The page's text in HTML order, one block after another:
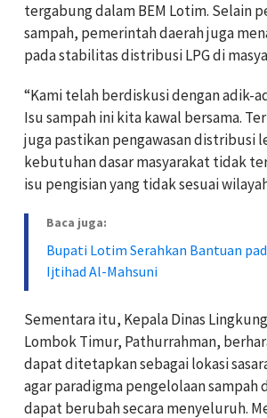
tergabung dalam BEM Lotim. Selain
sampah, pemerintah daerah juga
pada stabilitas distribusi LPG di
“Kami telah berdiskusi dengan adik-
Isu sampah ini kita kawal bersama.
juga pastikan pengawasan distribusi
kebutuhan dasar masyarakat tidak
isu pengisian yang tidak sesuai
Baca juga:
Bupati Lotim Serahkan Bantuan
Ijtihad Al-Mahsuni
Sementara itu, Kepala Dinas
Lombok Timur, Pathurrahman,
dapat ditetapkan sebagai lokasi
agar paradigma pengelolaan sampah
dapat berubah secara menyeluruh.